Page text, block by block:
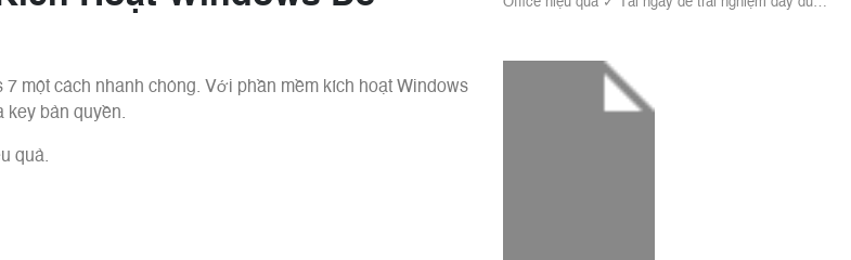
một cách nhanh chóng. Với phần mềm kích hoạt Windows
key bản quyền.
quả.